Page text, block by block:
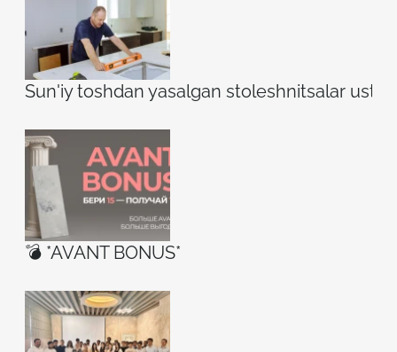
Sun'iy toshdan yasalgan stoleshnitsalar
💣 *AVANT BONUS*